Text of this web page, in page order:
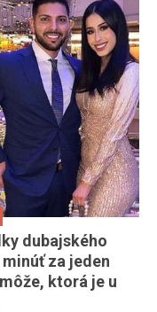
dubajského
za jeden
ktorá je u